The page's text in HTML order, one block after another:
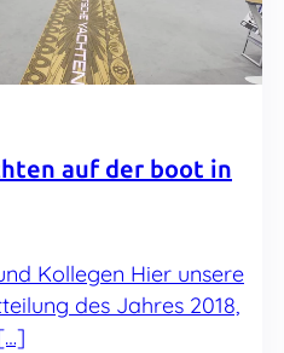
auf der boot in
Kollegen Hier unsere
des Jahres 2018,